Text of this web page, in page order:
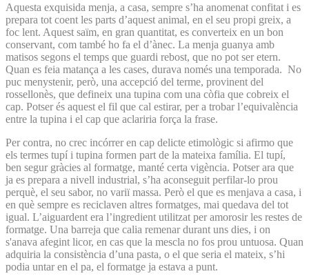
Aquesta exquisida menja, a casa, sempre s’ha anomenat confitat i es
prepara tot coent les parts d’aquest animal, en el seu propi greix, a
foc lent. Aquest saïm, en gran quantitat, es converteix en un bon
conservant, com també ho fa el d’ànec. La menja guanya amb
matisos segons el temps que guardi rebost, que no pot ser etern.
Quan es feia matança a les cases, durava només una temporada. No
puc menystenir, però, una accepció del terme, provinent del
rossellonès, que defineix una tupina com una còfia que cobreix el
cap. Potser és aquest el fil que cal estirar, per a trobar l’equivalència
entre la tupina i el cap que aclariria força la frase.
Per contra, no crec incórrer en cap delicte etimològic si afirmo que
els termes tupí i tupina formen part de la mateixa família. El tupí,
ben segur gràcies al formatge, manté certa vigència. Potser ara que
ja es prepara a nivell industrial, s’ha aconseguit perfilar-lo prou
perquè, el seu sabor, no variï massa. Però el que es menjava a casa, i
en què sempre es reciclaven altres formatges, mai quedava del tot
igual. L’aiguardent era l’ingredient utilitzat per amorosir les restes de
formatge. Una barreja que calia remenar durant uns dies, i on
s'anava afegint licor, en cas que la mescla no fos prou untuosa. Quan
adquiria la consistència d’una pasta, o el que seria el mateix, s’hi
podia untar en el pa, el formatge ja estava a punt.